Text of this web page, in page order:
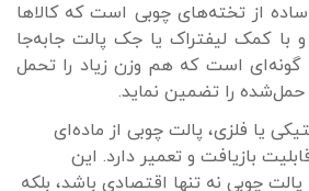
از تخته‌های چوبی است که کالاها
با کمک لیفتراک یا جک پالت جابه‌جا
است که هم وزن زیاد را تحمل
را تضمین نماید.
یا فلزی، پالت چوبی از ماده‌ای
بازیافت و تعمیر دارد. این
چوبی نه تنها اقتصادی باشد، بلکه